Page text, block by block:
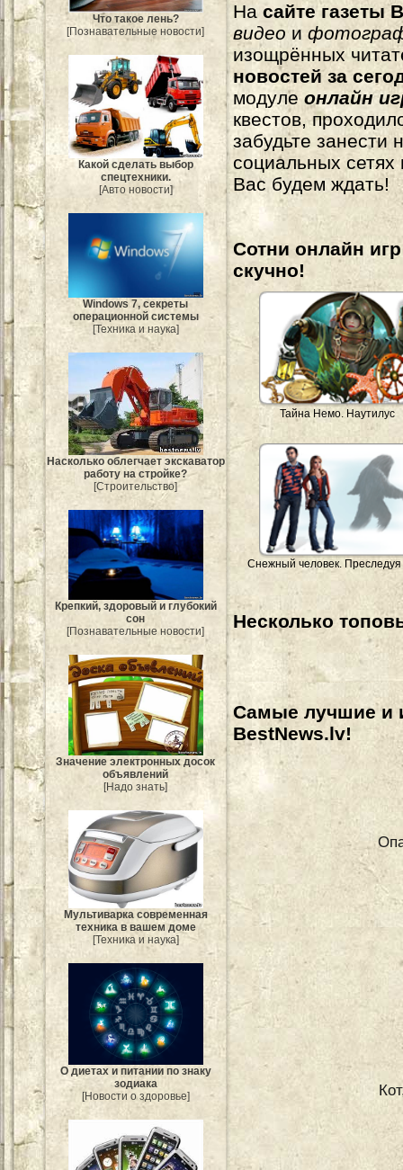
Что такое лень?
[Познавательные новости]
Какой сделать выбор
спецтехники.
[Авто новости]
Windows 7, секреты
операционной системы
[Техника и наука]
Насколько облегчает экскаватор
работу на стройке?
[Строительство]
Крепкий, здоровый и глубокий
сон
[Познавательные новости]
Значение электронных досок
объявлений
[Надо знать]
Мультиварка современная
техника в вашем доме
[Техника и наука]
О диетах и питании по знаку
зодиака
[Новости о здоровье]
На сайте газеты
видеои
изощрённых
новостей за
модуле онлайн
квестов,
забудьте
социальных
Вас будем ждать!
Сотни онлайн
скучно!
Тайна Немо. Наутилус
Снежный человек. Преследуя
Несколько
Самые лучшие и
BestNews.lv!